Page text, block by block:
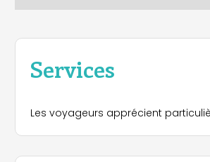
Services
Les voyageurs apprécient